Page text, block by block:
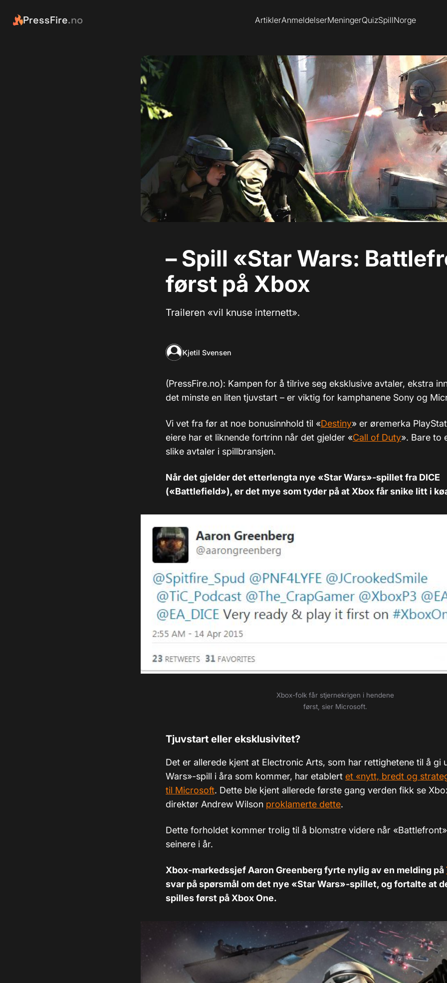
PressFire.no ArtiklerAnmeldelserMeningerQuizSpillNorge
– Spill «Star Wars:
først på Xbox
Traileren «vil knuse internett».
Kjetil Svensen
(PressFire.no): Kampen for å tilrive seg eksklusive avtaler, ekstra
det minste en liten tjuvstart – er viktig for kamphanene Sony og
Vi vet fra før at noe bonusinnhold til «Destiny» er øremerka
eiere har et liknende fortrinn når det gjelder «Call of Duty». Bare to
slike avtaler i spillbransjen.
Når det gjelder det etterlengta nye «Star Wars»-spillet fra DICE
(«Battlefield»), er det mye som tyder på at Xbox får snike litt i
Xbox-folk får stjernekrigen i hendene
først, sier Microsoft.
Tjuvstart eller eksklusivitet?
Det er allerede kjent at Electronic Arts, som har rettighetene til å gi
Wars»-spill i åra som kommer, har etablert et «nytt, bredt og
til Microsoft. Dette ble kjent allerede første gang verden fikk se
direktør Andrew Wilson proklamerte dette.
Dette forholdet kommer trolig til å blomstre videre når
seinere i år.
Xbox-markedssjef Aaron Greenberg fyrte nylig av en melding på
svar på spørsmål om det nye «Star Wars»-spillet, og fortalte at
spilles først på Xbox One.